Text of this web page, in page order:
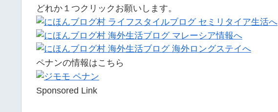
どれか１つクリックお願いします。
ペナンの情報はこちら
Sponsored Link